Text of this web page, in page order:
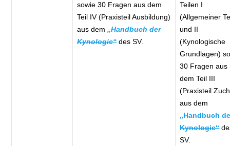
sowie 30 Fragen aus dem
Teil IV (Praxisteil Ausbildung)
aus dem„Handbuch der
Kynologie“des SV.
Teilen I
(Allgemeiner
und II
(Kynologische
Grundlagen)
30 Fragen aus
dem Teil III
(Praxisteil
aus dem
„Handbuch
Kynologie“
SV.